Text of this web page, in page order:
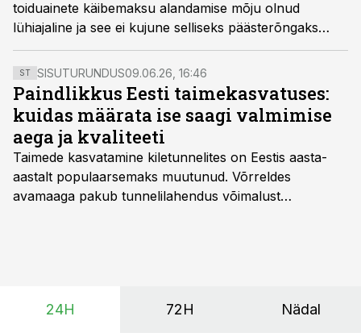
toiduainete käibemaksu alandamise mõju olnud
lühiajaline ja see ei kujune selliseks päästerõngaks
nagu loodetakse, ütles LHV makroanalüütik Triinu
Tapver tänasel toidutööstuse 20. juubelikonverentsil.
ST SISUTURUNDUS09.06.26, 16:46
Paindlikkus Eesti taimekasvatuses:
kuidas määrata ise saagi valmimise
aega ja kvaliteeti
Taimede kasvatamine kiletunnelites on Eestis aasta-
aastalt populaarsemaks muutunud. Võrreldes
avamaaga pakub tunnelilahendus võimalust
24H 72H Nädal